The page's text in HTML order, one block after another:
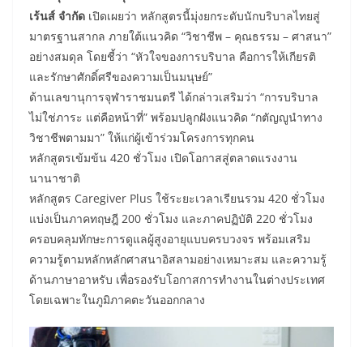
เร้นส์ จำกัด เปิดเผยว่า หลักสูตรนี้มุ่งยกระดับนักบริบาลไทยสู่
มาตรฐานสากล ภายใต้แนวคิด “วิชาชีพ – คุณธรรม – ศาสนา”
อย่างสมดุล โดยชี้ว่า “หัวใจของการบริบาล คือการให้เกียรติ
และรักษาศักดิ์ศรีของความเป็นมนุษย์”
ด้านเลขานุการจุฬาราชมนตรี ได้กล่าวเสริมว่า “การบริบาล
ไม่ใช่ภาระ แต่คือหน้าที่” พร้อมปลูกฝังแนวคิด “กตัญญูนำทาง
วิชาชีพตามมา” ให้แก่ผู้เข้าร่วมโครงการทุกคน
หลักสูตรเข้มข้น 420 ชั่วโมง เปิดโอกาสสู่ตลาดแรงงาน
นานาชาติ
หลักสูตร Caregiver Plus ใช้ระยะเวลาเรียนรวม 420 ชั่วโมง
แบ่งเป็นภาคทฤษฎี 200 ชั่วโมง และภาคปฏิบัติ 220 ชั่วโมง
ครอบคลุมทักษะการดูแลผู้สูงอายุแบบครบวงจร พร้อมเสริม
ความรู้ตามหลักหลักศาสนาอิสลามอย่างเหมาะสม และความรู้
ด้านภาษาอาหรับ เพื่อรองรับโอกาสการทำงานในต่างประเทศ
โดยเฉพาะในภูมิภาคตะวันออกกลาง